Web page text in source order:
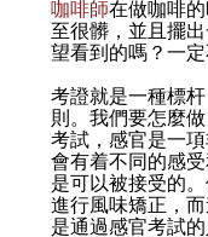
咖啡師在做咖啡
至很髒，並且擺
望看到的嗎？一定
考證就是一種標
則。我們要怎麼
考試，感官是一
會有着不同的感
是可以被接受的
進行風味矯正，
是通過感官考試